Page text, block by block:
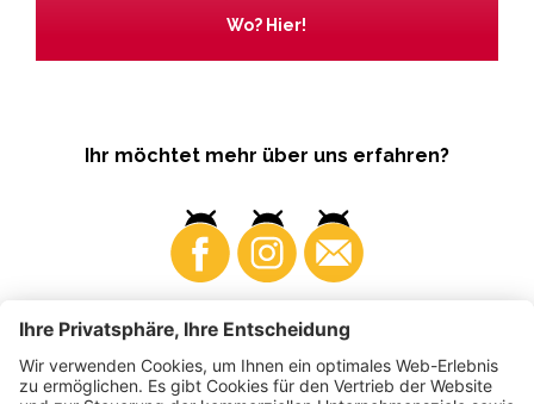
Wo? Hier!
Ihr möchtet mehr über uns erfahren?
Business Produzenten